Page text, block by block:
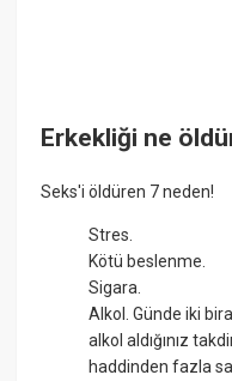
Erkekliği ne
Seks'i öldüren 7 neden!
Stres.
Kötü beslenme.
Sigara.
Alkol. Günde iki
alkol aldığınız
haddinden fazla